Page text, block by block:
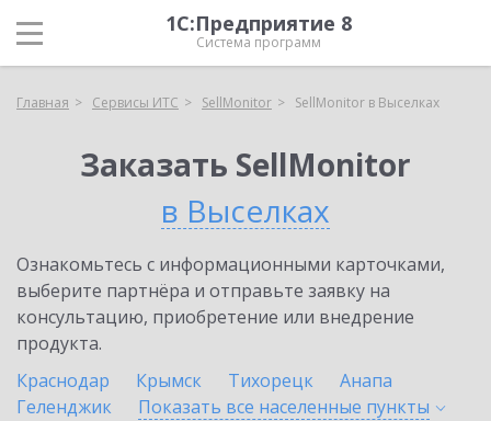
1С:Предприятие 8
Система программ
Главная Сервисы ИТС SellMonitor SellMonitor в Выселках
Заказать SellMonitor
в Выселках
Ознакомьтесь с информационными карточками,
выберите партнёра и отправьте заявку на
консультацию, приобретение или внедрение
продукта.
Краснодар
Крымск Тихорецк
Анапа
Геленджик
Показать все населенные пункты